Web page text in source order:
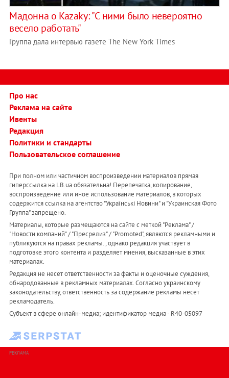
Мадонна о Kazaky: "С ними было невероятно
весело работать"
Группа дала интервью газете The New York Times
Про нас
Реклама на сайте
Ивенты
Редакция
Политики и стандарты
Пользовательское соглашение
При полном или частичном воспроизведении материалов прямая
гиперссылка на LB.ua обязательна! Перепечатка, копирование,
воспроизведение или иное использование материалов, в которых
содержится ссылка на агентство "Українськi Новини" и "Украинская Фото
Группа" запрещено.
Материалы, которые размещаются на сайте с меткой "Реклама" /
"Новости компаний" / "Пресрелиз" / "Promoted", являются рекламными и
публикуются на правах рекламы. , однако редакция участвует в
подготовке этого контента и разделяет мнения, высказанные в этих
материалах.
Редакция не несет ответственности за факты и оценочные суждения,
обнародованные в рекламных материалах. Согласно украинскому
законодательству, ответственность за содержание рекламы несет
рекламодатель.
Субъект в сфере онлайн-медиа; идентификатор медиа - R40-05097
РЕКЛАМА